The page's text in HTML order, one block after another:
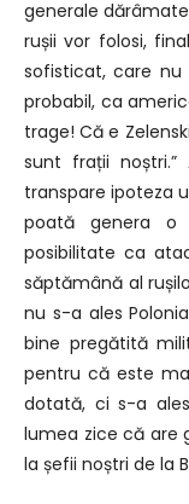
generale
rușii vor folosi,
sofisticat, care nu
probabil, ca
trage! Că e
sunt frații
transpare ipoteza
poată genera o
posibilitate ca
săptămână al
nu s-a ales
bine pregătită
pentru că este
dotată, ci s-a
lumea zice că are
la șefii noștri de la